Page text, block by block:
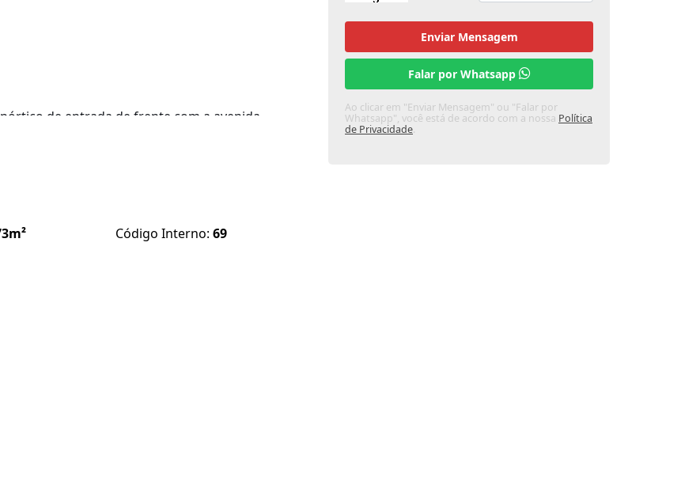
de entrada de frente com a avenida
Código Interno: 69
Enviar Mensagem
Falar por Whatsapp
Ao clicar em "Enviar Mensagem" ou "Falar por
Whatsapp", você está de acordo com a nossa Política
de Privacidade.